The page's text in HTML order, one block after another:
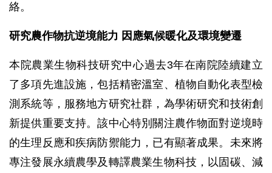
絡。
研究農作物抗逆境能力 因應氣候暖化及環境變遷
本院農業生物科技研究中心過去3年在南院陸續建立
了多項先進設施，包括精密溫室、植物自動化表型檢
測系統等，服務地方研究社群，為學術研究和技術創
新提供重要支持。該中心特別關注農作物面對逆境時
的生理反應和疾病防禦能力，已有顯著成果。未來將
專注發展永續農學及轉譯農業生物科技，以固碳、減